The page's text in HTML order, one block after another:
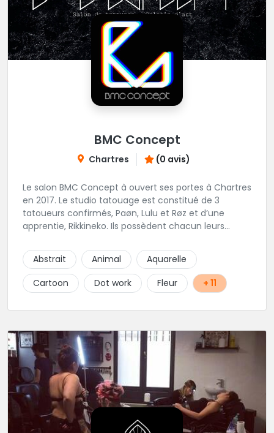
BMC Concept
Chartres (0 avis)
Le salon BMC Concept à ouvert ses portes à Chartres
en 2017. Le studio tatouage est constitué de 3
tatoueurs confirmés, Paøn, Lulu et Røz et d’une
apprentie, Rikkineko. Ils possèdent chacun leurs
souhaitant se faire tatouer de pouvoir construire un
projet entièrement personnalisé. Une pierceuse est
présente en Guest environ une semaine par mois au
salon.
Abstrait Animal
Aquarelle
Cartoon
Dot work Fleur + 11